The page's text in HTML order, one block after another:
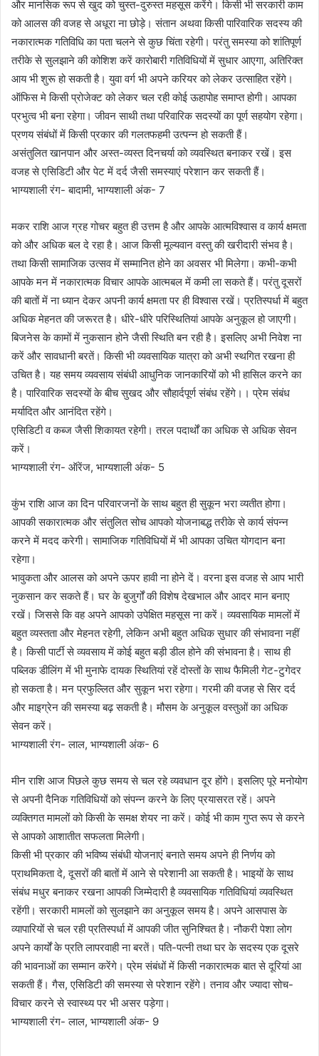
और मानसिक रूप से खुद को चुस्त-दुरुस्त महसूस करेंगे। किसी भी सरकारी काम
को आलस की वजह से अधूरा ना छोड़े। संतान अथवा किसी पारिवारिक सदस्य की
नकारात्मक गतिविधि का पता चलने से कुछ चिंता रहेगी। परंतु समस्या को शांतिपूर्ण
तरीके से सुलझाने की कोशिश करें कारोबारी गतिविधियों में सुधार आएगा, अतिरिक्त
आय भी शुरू हो सकती है। युवा वर्ग भी अपने करियर को लेकर उत्साहित रहेंगे।
ऑफिस मे किसी प्रोजेक्ट को लेकर चल रही कोई ऊहापोह समाप्त होगी। आपका
प्रभुत्व भी बना रहेगा। जीवन साथी तथा परिवारिक सदस्यों का पूर्ण सहयोग रहेगा।
प्रणय संबंधों में किसी प्रकार की गलतफहमी उत्पन्न हो सकती हैं।
असंतुलित खानपान और अस्त-व्यस्त दिनचर्या को व्यवस्थित बनाकर रखें। इस
वजह से एसिडिटी और पेट में दर्द जैसी समस्याएं परेशान कर सकती हैं।
भाग्यशाली रंग- बादामी, भाग्यशाली अंक- 7
मकर राशि आज ग्रह गोचर बहुत ही उत्तम है और आपके आत्मविश्वास व कार्य क्षमता
को और अधिक बल दे रहा है। आज किसी मूल्यवान वस्तु की खरीदारी संभव है।
तथा किसी सामाजिक उत्सव में सम्मानित होने का अवसर भी मिलेगा। कभी-कभी
आपके मन में नकारात्मक विचार आपके आत्मबल में कमी ला सकते हैं। परंतु दूसरों
की बातों में ना ध्यान देकर अपनी कार्य क्षमता पर ही विश्वास रखें। प्रतिस्पर्धा में बहुत
अधिक मेहनत की जरूरत है। धीरे-धीरे परिस्थितियां आपके अनुकूल हो जाएगी।
बिजनेस के कामों में नुकसान होने जैसी स्थिति बन रही है। इसलिए अभी निवेश ना
करें और सावधानी बरतें। किसी भी व्यवसायिक यात्रा को अभी स्थगित रखना ही
उचित है। यह समय व्यवसाय संबंधी आधुनिक जानकारियों को भी हासिल करने का
है। पारिवारिक सदस्यों के बीच सुखद और सौहार्दपूर्ण संबंध रहेंगे।। प्रेम संबंध
मर्यादित और आनंदित रहेंगे।
एसिडिटी व कब्ज जैसी शिकायत रहेगी। तरल पदार्थों का अधिक से अधिक सेवन
करें।
भाग्यशाली रंग- ऑरेंज, भाग्यशाली अंक- 5
कुंभ राशि आज का दिन परिवारजनों के साथ बहुत ही सुकून भरा व्यतीत होगा।
आपकी सकारात्मक और संतुलित सोच आपको योजनाबद्ध तरीके से कार्य संपन्न
करने में मदद करेगी। सामाजिक गतिविधियों में भी आपका उचित योगदान बना
रहेगा।
भावुकता और आलस को अपने ऊपर हावी ना होने दें। वरना इस वजह से आप भारी
नुकसान कर सकते हैं। घर के बुजुर्गों की विशेष देखभाल और आदर मान बनाए
रखें। जिससे कि वह अपने आपको उपेक्षित महसूस ना करें। व्यवसायिक मामलों में
बहुत व्यस्तता और मेहनत रहेगी, लेकिन अभी बहुत अधिक सुधार की संभावना नहीं
है। किसी पार्टी से व्यवसाय में कोई बहुत बड़ी डील होने की संभावना है। साथ ही
पब्लिक डीलिंग में भी मुनाफे दायक स्थितियां रहें दोस्तों के साथ फैमिली गेट-टुगेदर
हो सकता है। मन प्रफुल्लित और सुकून भरा रहेगा। गरमी की वजह से सिर दर्द
और माइग्रेन की समस्या बढ़ सकती है। मौसम के अनुकूल वस्तुओं का अधिक
सेवन करें।
भाग्यशाली रंग- लाल, भाग्यशाली अंक- 6
मीन राशि आज पिछले कुछ समय से चल रहे व्यवधान दूर होंगे। इसलिए पूरे मनोयोग
से अपनी दैनिक गतिविधियों को संपन्न करने के लिए प्रयासरत रहें। अपने
व्यक्तिगत मामलों को किसी के समक्ष शेयर ना करें। कोई भी काम गुप्त रूप से करने
से आपको आशातीत सफलता मिलेगी।
किसी भी प्रकार की भविष्य संबंधी योजनाएं बनाते समय अपने ही निर्णय को
प्राथमिकता दे, दूसरों की बातों में आने से परेशानी आ सकती है। भाइयों के साथ
संबंध मधुर बनाकर रखना आपकी जिम्मेदारी है व्यवसायिक गतिविधियां व्यवस्थित
रहेंगी। सरकारी मामलों को सुलझाने का अनुकूल समय है। अपने आसपास के
व्यापारियों से चल रही प्रतिस्पर्धा में आपकी जीत सुनिश्चित है। नौकरी पेशा लोग
अपने कार्यों के प्रति लापरवाही ना बरतें। पति-पत्नी तथा घर के सदस्य एक दूसरे
की भावनाओं का सम्मान करेंगे। प्रेम संबंधों में किसी नकारात्मक बात से दूरियां आ
सकती हैं। गैस, एसिडिटी की समस्या से परेशान रहेंगे। तनाव और ज्यादा सोच-
विचार करने से स्वास्थ्य पर भी असर पड़ेगा।
भाग्यशाली रंग- लाल, भाग्यशाली अंक- 9